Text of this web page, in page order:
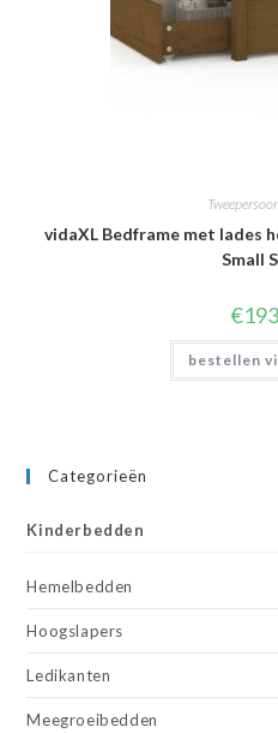
vidaXL Bedframe met lades
Small
€
bestellen
Categorieën
Kinderbedden
Hemelbedden
Hoogslapers
Ledikanten
Meegroeibedden